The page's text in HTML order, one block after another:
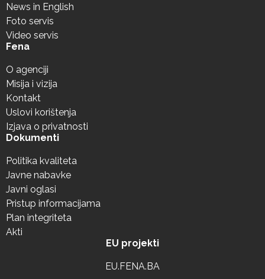
News in English
Foto servis
Video servis
Fena
O agenciji
Misija i vizija
Kontakt
Uslovi korištenja
Izjava o privatnosti
Dokumenti
Politika kvaliteta
Javne nabavke
Javni oglasi
Pristup informacijama
Plan integriteta
Akti
EU projekti
EU.FENA.BA